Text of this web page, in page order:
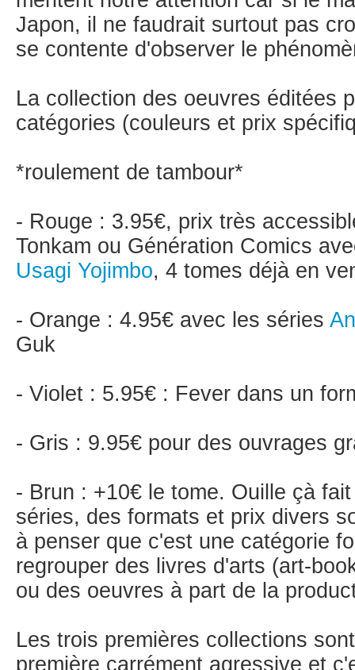
Japon, il ne faudrait surtout pas
se contente d'observer le
La collection des oeuvres éditées
catégories (couleurs et prix
*roulement de tambour*
- Rouge : 3.95€, prix très
Tonkam ou Génération Comics
Usagi Yojimbo, 4 tomes déjà en
- Orange : 4.95€ avec les séries
Guk
- Violet : 5.95€ : Fever dans un
- Gris : 9.95€ pour des ouvrages
- Brun : +10€ le tome. Ouille çà
séries, des formats et prix divers
à penser que c'est une catégorie
regrouper des livres d'arts (art-
ou des oeuvres à part de la
Les trois premières collections
première carrément agressive et